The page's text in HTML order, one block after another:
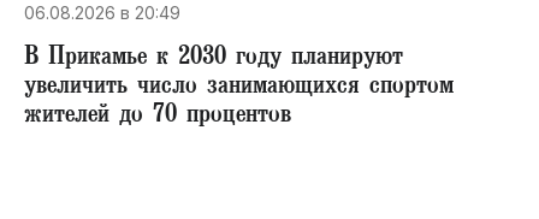
06.08.2026 в 20:49
В Прикамье к 2030 году планируют
увеличить число занимающихся спортом
жителей до 70 процентов